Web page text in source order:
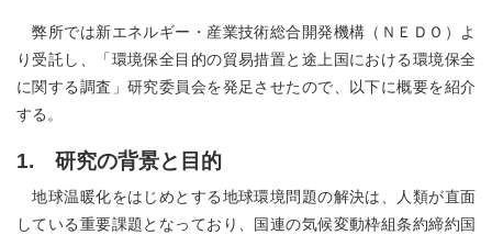
弊所では新エネルギー・産業技術総合開発機構（ＮＥＤＯ）よ
り受託し、「環境保全目的の貿易措置と途上国における環境保全
に関する調査」研究委員会を発足させたので、以下に概要を紹介
する。
1. 研究の背景と目的
地球温暖化をはじめとする地球環境問題の解決は、人類が直面
している重要課題となっており、国連の気候変動枠組条約締約国